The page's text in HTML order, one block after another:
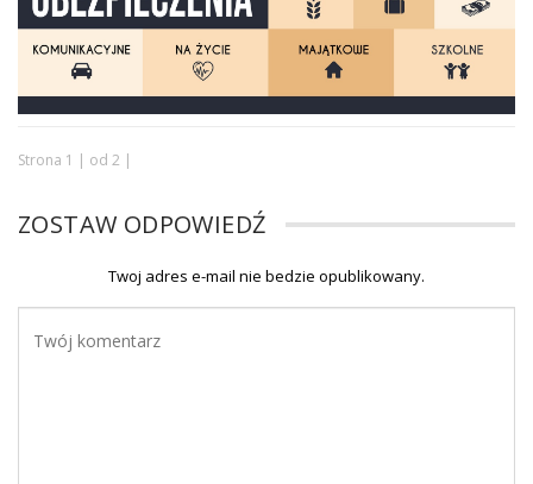
Strona 1 | od 2 |
ZOSTAW ODPOWIEDŹ
Twoj adres e-mail nie bedzie opublikowany.